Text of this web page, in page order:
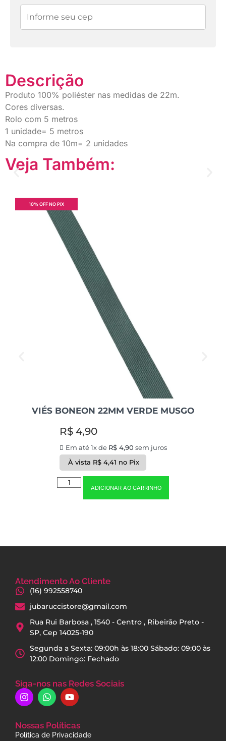
Descrição
Produto 100% poliéster nas medidas de 22m.
Cores diversas.
Rolo com 5 metros
1 unidade= 5 metros
Na compra de 10m= 2 unidades
Veja Também:
10% OFF NO PIX
VIÉS BONEON 22MM VERDE MUSGO
R$4,90
Em até 1x de R$4,90 sem juros
À vista R$ 4,41 no Pix
ADICIONAR AO CARRINHO
Atendimento Ao Cliente
(16) 992558740
jubaruccistore@gmail.com
Rua Rui Barbosa , 1540 - Centro , Ribeirão Preto -
SP, Cep 14025-190
Segunda a Sexta: 09:00h às 18:00 Sábado: 09:00 às
12:00 Domingo: Fechado
Siga-nos nas Redes Sociais
Nossas Políticas
Política de Privacidade